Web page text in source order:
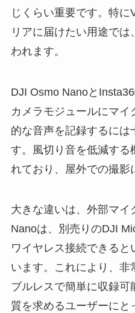
じくらい重要です。特
リアに届けたい用途で
われます。
DJI Osmo Nanoと
カメラモジュールにマイ
的な音声を記録するには
す。風切り音を低減する
れており、屋外での撮影
大きな違いは、外部マ
Nanoは、別売りのDJI
ワイヤレス接続できると
います。これにより、非
ブルレスで簡単に収録
質を求めるユーザーにと